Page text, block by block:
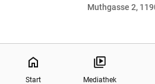
Muthgasse 2,
home
Start Mediathek
NaN%